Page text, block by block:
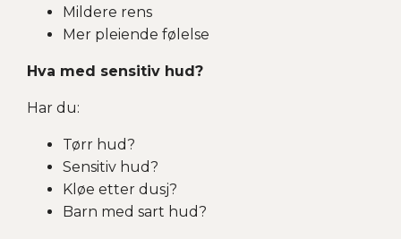
Mildere rens
Mer pleiende følelse
Hva med sensitiv hud?
Har du:
Tørr hud?
Sensitiv hud?
Kløe etter dusj?
Barn med sart hud?